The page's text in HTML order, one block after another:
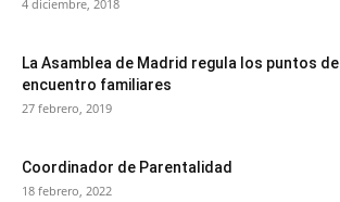
4 diciembre, 2018
La Asamblea de Madrid regula los puntos de
encuentro familiares
27 febrero, 2019
Coordinador de Parentalidad
18 febrero, 2022